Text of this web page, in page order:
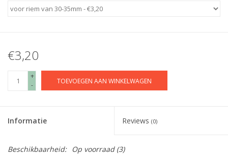
€3,20
+
-
TOEVOEGEN AAN WINKELWAGEN
Informatie Reviews (0)
Beschikbaarheid: Op voorraad(3)